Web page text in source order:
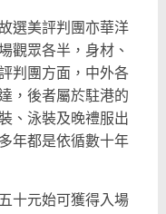
選美評判團亦華洋
觀眾各半，身材、
判團方面，中外各
，後者屬於駐港的
、泳裝及晚禮服出
年都是依循數十年
十元始可獲得入場